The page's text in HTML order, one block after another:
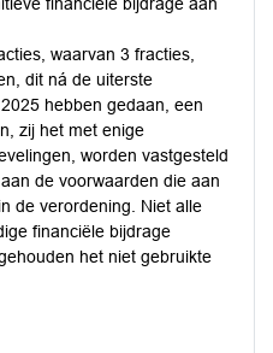
waarvan 3 fracties,
dit ná de uiterste
hebben gedaan, een
zij het met enige
worden vastgesteld
de voorwaarden die aan
de verordening. Niet alle
financiële bijdrage
het niet gebruikte